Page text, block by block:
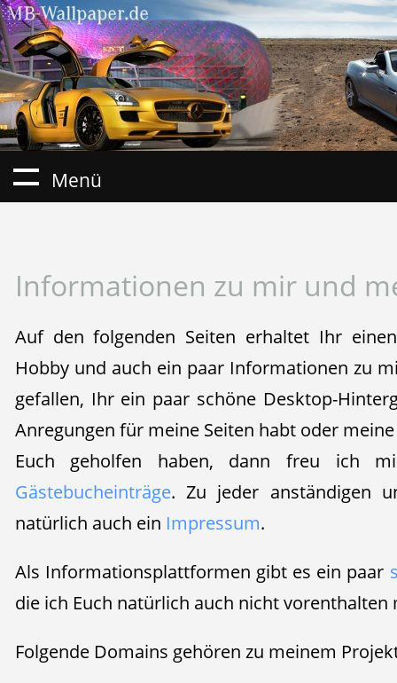
Menü
Informationen zu mir und
Auf den folgenden Seiten erhaltet Ihr
Hobby und auch ein paar Informationen zu
gefallen, Ihr ein paar schöne Desktop-
Anregungen für meine Seiten habt oder
Euch geholfen haben, dann freu ich
Gästebucheinträge. Zu jeder anständigen
natürlich auch ein Impressum.
Als Informationsplattformen gibt es ein paar
die ich Euch natürlich auch nicht vorenthalten
Folgende Domains gehören zu meinem